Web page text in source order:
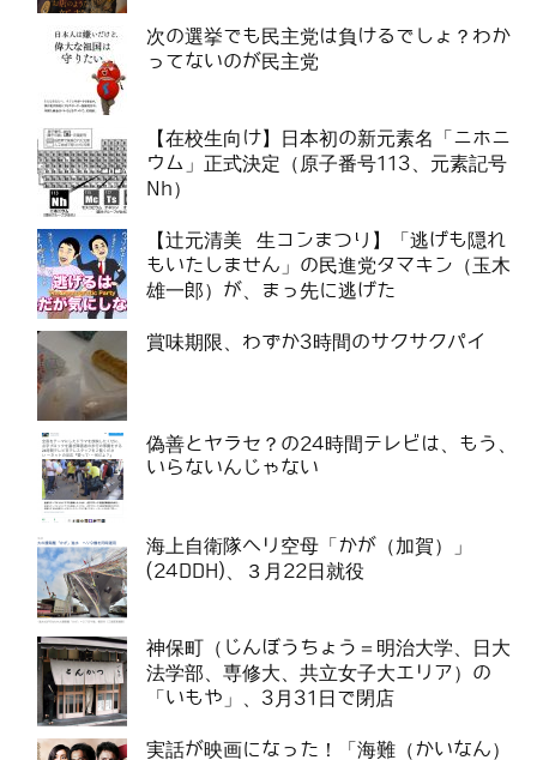
次の選挙でも民主党は負けるでしょ？わか
ってないのが民主党
【在校生向け】日本初の新元素名「ニホニ
ウム」正式決定（原子番号113、元素記号
Nh）
【辻元清美 生コンまつり】「逃げも隠れ
もいたしません」の民進党タマキン（玉木
雄一郎）が、まっ先に逃げた
賞味期限、わずか3時間のサクサクパイ
偽善とヤラセ？の24時間テレビは、もう、
いらないんじゃない
海上自衛隊ヘリ空母「かが（加賀）」
(24DDH)、３月22日就役
神保町（じんぼうちょう＝明治大学、日大
法学部、専修大、共立女子大エリア）の
「いもや」、3月31日で閉店
実話が映画になった！「海難（かいなん）